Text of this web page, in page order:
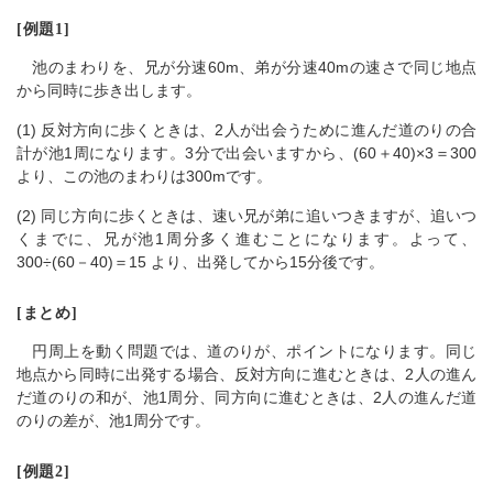
[例題1]
池のまわりを、兄が分速60m、弟が分速40mの速さで同じ地点
から同時に歩き出します。
(1) 反対方向に歩くときは、2人が出会うために進んだ道のりの合
計が池1周になります。3分で出会いますから、(60＋40)×3＝300
より、この池のまわりは300mです。
(2) 同じ方向に歩くときは、速い兄が弟に追いつきますが、追いつ
くまでに、兄が池1周分多く進むことになります。よって、
300÷(60－40)＝15 より、出発してから15分後です。
[まとめ]
円周上を動く問題では、道のりが、ポイントになります。同じ
地点から同時に出発する場合、反対方向に進むときは、2人の進ん
だ道のりの和が、池1周分、同方向に進むときは、2人の進んだ道
のりの差が、池1周分です。
[例題2]